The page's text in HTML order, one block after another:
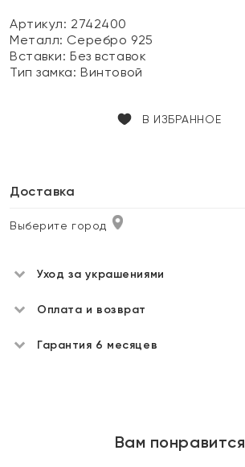
Артикул: 2742400
Металл: Серебро 925
Вставки:Без вставок
Тип замка:Винтовой
В ИЗБРАННОЕ
Доставка
Выберите город
Уход за украшениями
Оплата и возврат
Гарантия 6 месяцев
Вам понравится